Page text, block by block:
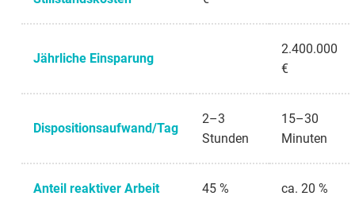
Jährliche Einsparung
2.400.000
€
Dispositionsaufwand/Tag
2–3
Stunden
15–30
Minuten
Anteil reaktiver Arbeit 45 % ca. 20 %